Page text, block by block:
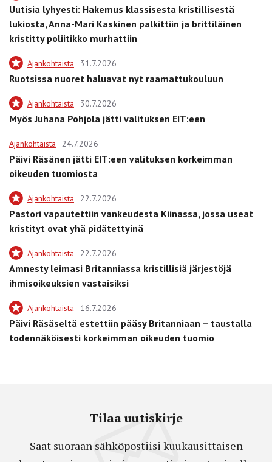
Uutisia lyhyesti: Hakemus klassisesta kristillisestä
lukiosta, Anna-Mari Kaskinen palkittiin ja brittiläinen
kristitty poliitikko murhattiin
Ajankohtaista 31.7.2026
Ruotsissa nuoret haluavat nyt raamattukouluun
Ajankohtaista 30.7.2026
Myös Juhana Pohjola jätti valituksen EIT:een
Ajankohtaista 24.7.2026
Päivi Räsänen jätti EIT:een valituksen korkeimman
oikeuden tuomiosta
Ajankohtaista 22.7.2026
Pastori vapautettiin vankeudesta Kiinassa, jossa useat
kristityt ovat yhä pidätettyinä
Ajankohtaista 22.7.2026
Amnesty leimasi Britanniassa kristillisiä järjestöjä
ihmisoikeuksien vastaisiksi
Ajankohtaista 16.7.2026
Päivi Räsäseltä estettiin pääsy Britanniaan – taustalla
todennäköisesti korkeimman oikeuden tuomio
Tilaa uutiskirje
Saat suoraan sähköpostiisi kuukausittaisen